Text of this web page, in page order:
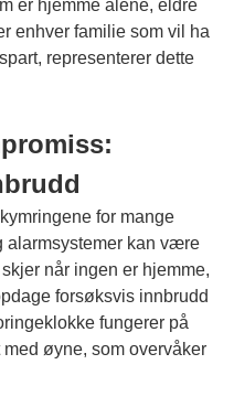
er hjemme alene, eldre
enhver familie som vil ha
representerer dette
for mange
alarmsystemer kan være
når ingen er hjemme,
forsøksvis innbrudd
fungerer på
øyne, som overvåker